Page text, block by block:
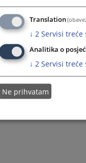
Translation
↓ 2 Servisi treće
Analitika o
↓ 2 Servisi treće
Ne prihvatam